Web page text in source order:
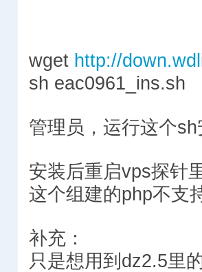
wget http://
sh eac0961_ins.sh
管理员，运行这个
安装后重启vps探针
这个组建的php不支
补充：
只是想用到dz2.5里